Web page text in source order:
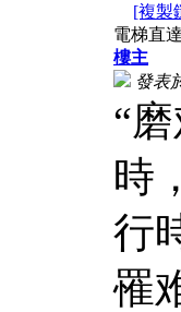
[複製
電梯直達
樓主
發表
“
時
行
罹